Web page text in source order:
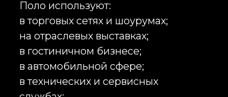
так и для клиентов и партнёров
Компании всё чаще заказывают
оверсайз футболки с логотипом
для сотрудников офисов, IT-
компаний, стартапов,
производственных предприятий
и сервисных организаций. Такая